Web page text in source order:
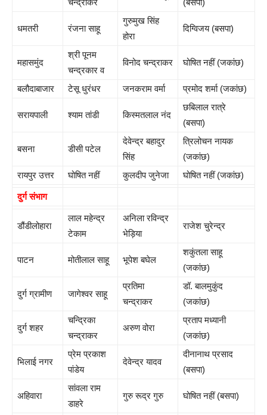
धमतरी रंजना साहू
गुरुमुख सिंह
होरा
दिग्विजय (बसपा)
महासमुंद
श्री पूनम
चन्द्रकार व
विनोद चन्द्राकर घोषित नहीं (जकांछ)
बलौदाबाजार टेसू धुरंधर जनकराम वर्मा प्रमोद शर्मा (जकांछ)
सरायपाली श्याम तांडी किस्मतलाल नंद
छबिलाल रात्रे
(बसपा)
बसना डीसी पटेल
देवेन्द्र बहादुर
सिंह
त्रिलोचन नायक
(जकांछ)
रायपुर उत्तर
घोषित नहीं कुलदीप जुनेजा घोषित नहीं (जकांछ)
दुर्ग संभाग
डौंडीलोहारा
लाल महेन्द्र
टेकाम
अनिला रविन्द्र
भेड़िया
राजेश चुरेन्द्र
पाटन मोतीलाल साहू भूपेश बघेल
शकुंतला साहू
(जकांछ)
दुर्ग ग्रामीण जागेश्वर साहू
प्रतिमा
चन्द्राकर
डॉ. बालमुकुंद
(जकांछ)
दुर्ग शहर
चन्द्रिका
चन्द्राकर
अरुण वोरा
प्रताप मध्यानी
(जकांछ)
भिलाई नगर
प्रेम प्रकाश
पांडेय
देवेन्द्र यादव
दीनानाथ प्रसाद
(बसपा)
अहिवारा
सांवला राम
डाहरे
गुरु रूद्र गुरु घोषित नहीं (बसपा)